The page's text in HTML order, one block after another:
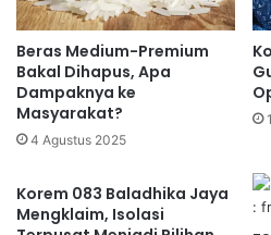
Beras Medium-Premium
Bakal Dihapus, Apa
Dampaknya ke
Masyarakat?
4 Agustus 2025
Korem 083 Baladhika Jaya
Mengklaim, Isolasi